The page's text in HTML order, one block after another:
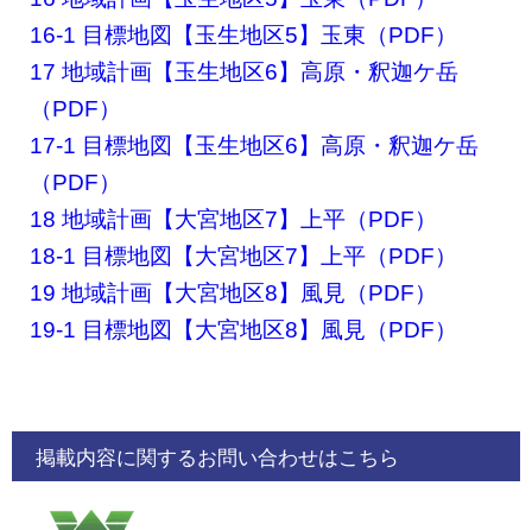
16-1 目標地図【玉生地区5】玉東（PDF）
17 地域計画【玉生地区6】高原・釈迦ケ岳
（PDF）
17-1 目標地図【玉生地区6】高原・釈迦ケ岳
（PDF）
18 地域計画【大宮地区7】上平（PDF）
18-1 目標地図【大宮地区7】上平（PDF）
19 地域計画【大宮地区8】風見（PDF）
19-1 目標地図【大宮地区8】風見（PDF）
掲載内容に関するお問い合わせはこちら